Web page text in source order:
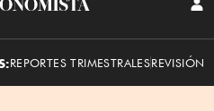
El
REPORTES TRIMESTRALESREVISIÓN